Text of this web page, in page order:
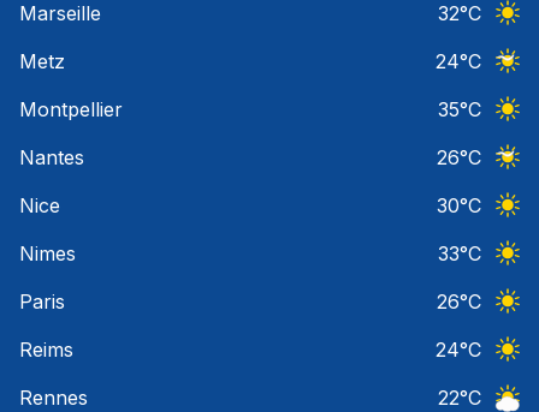
Marseille
32°C
Metz
24°C
Montpellier
35°C
Nantes
26°C
Nice
30°C
Nimes
33°C
Paris
26°C
Reims
24°C
Rennes
22°C